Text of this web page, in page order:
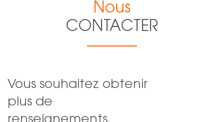
Nous
CONTACTER
Vous souhaitez obtenir
plus de